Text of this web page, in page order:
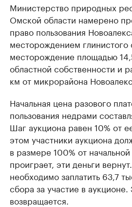
Министерство природных
Омской области намерено
право пользования
месторождением глинистого
месторождение площадью
областной собственности и
км от микрорайона
Начальная цена разового
пользования недрами
Шаг аукциона равен 10% от
этом участники аукциона
в размере 100% от
проиграет, эти деньги
необходимо заплатить 63,7
сбора за участие в
возвращается.